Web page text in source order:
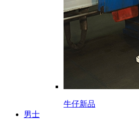
牛仔新品
男士